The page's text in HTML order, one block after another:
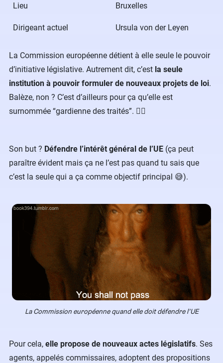
Lieu Bruxelles
Dirigeant actuel Ursula von der Leyen
La Commission européenne détient à elle seule le pouvoir
d’initiative législative. Autrement dit, c’est la seule
institution à pouvoir formuler de nouveaux projets de loi.
Balèze, non ? C’est d’ailleurs pour ça qu’elle est
surnommée “gardienne des traités”. 👮‍♀️
Son but ? Défendre l’intérêt général de l’UE (ça peut
paraître évident mais ça ne l’est pas quand tu sais que
c’est la seule qui a ça comme objectif principal 😅).
La Commission européenne quand elle doit défendre l’UE
Pour cela, elle propose de nouveaux actes législatifs. Ses
agents, appelés commissaires, adoptent des propositions